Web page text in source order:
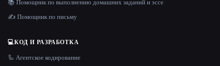
📚 Помощник по выполнению домашних заданий и эссе
✍️ Помощник по письму
💻КОД И РАЗРАБОТКА
🦾 Агентское кодирование